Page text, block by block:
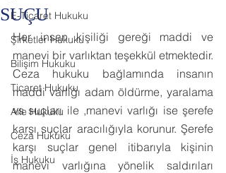
E-Ticaret Hukuku
Şirketler Hukuku
Bilişim Hukuku
Ticaret Hukuku
Aile Hukuku
Ceza Hukuku
İş Hukuku
SUÇU
Her insan kişiliği gereği maddi ve
manevi bir varlıktan teşekkül etmektedir.
Ceza hukuku bağlamında insanın
maddi varlığı adam öldürme, yaralama
vs suçları ile ,manevi varlığı ise şerefe
karşı suçlar aracılığıyla korunur. Şerefe
karşı suçlar genel itibarıyla kişinin
manevi varlığına yönelik saldırıları